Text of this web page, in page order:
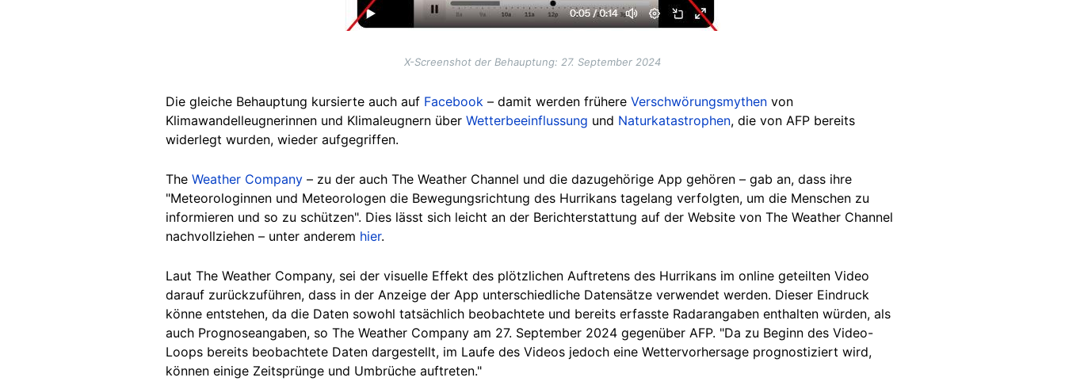
X-Screenshot der Behauptung: 27. September 2024
Die gleiche Behauptung kursierte auch auf Facebook – damit werden frühere Verschwörungsmythen von
Klimawandelleugnerinnen und Klimaleugnern über Wetterbeeinflussung und Naturkatastrophen, die von AFP bereits
widerlegt wurden, wieder aufgegriffen.
The Weather Company – zu der auch The Weather Channel und die dazugehörige App gehören – gab an, dass ihre
"Meteorologinnen und Meteorologen die Bewegungsrichtung des Hurrikans tagelang verfolgten, um die Menschen zu
informieren und so zu schützen". Dies lässt sich leicht an der Berichterstattung auf der Website von The Weather Channel
nachvollziehen – unter anderem hier.
Laut The Weather Company, sei der visuelle Effekt des plötzlichen Auftretens des Hurrikans im online geteilten Video
darauf zurückzuführen, dass in der Anzeige der App unterschiedliche Datensätze verwendet werden. Dieser Eindruck
könne entstehen, da die Daten sowohl tatsächlich beobachtete und bereits erfasste Radarangaben enthalten würden, als
auch Prognoseangaben, so The Weather Company am 27. September 2024 gegenüber AFP. "Da zu Beginn des Video-
Loops bereits beobachtete Daten dargestellt, im Laufe des Videos jedoch eine Wettervorhersage prognostiziert wird,
können einige Zeitsprünge und Umbrüche auftreten."